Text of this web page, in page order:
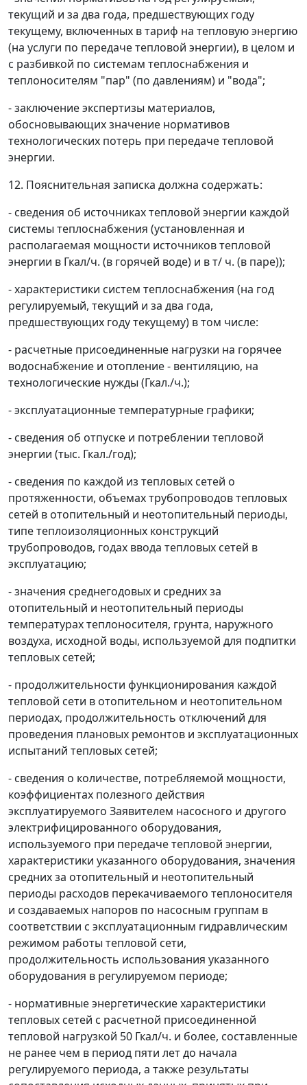
текущий и за два года, предшествующих году
текущему, включенных в тариф на тепловую энергию
(на услуги по передаче тепловой энергии), в целом и
с разбивкой по системам теплоснабжения и
теплоносителям "пар" (по давлениям) и "вода";
- заключение экспертизы материалов,
обосновывающих значение нормативов
технологических потерь при передаче тепловой
энергии.
12. Пояснительная записка должна содержать:
- сведения об источниках тепловой энергии каждой
системы теплоснабжения (установленная и
располагаемая мощности источников тепловой
энергии в Гкал/ч. (в горячей воде) и в т/ ч. (в паре));
- характеристики систем теплоснабжения (на год
регулируемый, текущий и за два года,
предшествующих году текущему) в том числе:
- расчетные присоединенные нагрузки на горячее
водоснабжение и отопление - вентиляцию, на
технологические нужды (Гкал./ч.);
- эксплуатационные температурные графики;
- сведения об отпуске и потреблении тепловой
энергии (тыс. Гкал./год);
- сведения по каждой из тепловых сетей о
протяженности, объемах трубопроводов тепловых
сетей в отопительный и неотопительный периоды,
типе теплоизоляционных конструкций
трубопроводов, годах ввода тепловых сетей в
эксплуатацию;
- значения среднегодовых и средних за
отопительный и неотопительный периоды
температурах теплоносителя, грунта, наружного
воздуха, исходной воды, используемой для подпитки
тепловых сетей;
- продолжительности функционирования каждой
тепловой сети в отопительном и неотопительном
периодах, продолжительность отключений для
проведения плановых ремонтов и эксплуатационных
испытаний тепловых сетей;
- сведения о количестве, потребляемой мощности,
коэффициентах полезного действия
эксплуатируемого Заявителем насосного и другого
электрифицированного оборудования,
используемого при передаче тепловой энергии,
характеристики указанного оборудования, значения
средних за отопительный и неотопительный
периоды расходов перекачиваемого теплоносителя
и создаваемых напоров по насосным группам в
соответствии с эксплуатационным гидравлическим
режимом работы тепловой сети,
продолжительность использования указанного
оборудования в регулируемом периоде;
- нормативные энергетические характеристики
тепловых сетей с расчетной присоединенной
тепловой нагрузкой 50 Гкал/ч. и более, составленные
не ранее чем в период пяти лет до начала
регулируемого периода, а также результаты